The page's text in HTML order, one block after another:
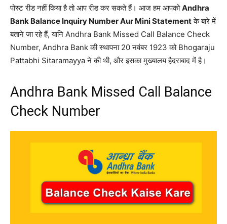
पोस्ट रीड नहीं किया है तो आप रीड कर सकते हैं। आज हम आपकोAndhra
Bank Balance Inquiry Number Aur Mini Statementके बारे में
बताने जा रहे हैं, यानि Andhra Bank Missed Call Balance Check
Number, Andhra Bank की स्थापना 20 नवंबर 1923 को Bhogaraju
Pattabhi Sitaramayya ने की थी, और इसका मुख्यालय हैदराबाद में है।
Andhra Bank Missed Call Balance
Check Number